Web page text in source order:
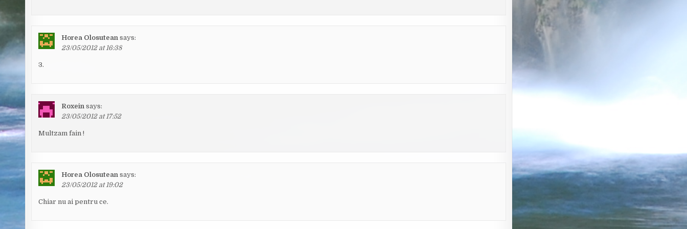
Horea Olosutean says:
23/05/2012 at 16:38
3.
Roxein says:
23/05/2012 at 17:52
Multzam fain !
Horea Olosutean says:
23/05/2012 at 19:02
Chiar nu ai pentru ce.